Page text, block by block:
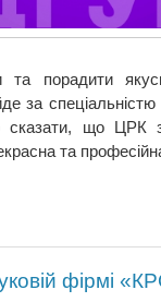
та порадити
за
сказати, що ЦРК
та
фірмі